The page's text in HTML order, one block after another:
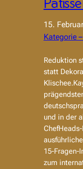
15.
Kategorie
Reduktion
statt
und in der
15-Fragen-
zum